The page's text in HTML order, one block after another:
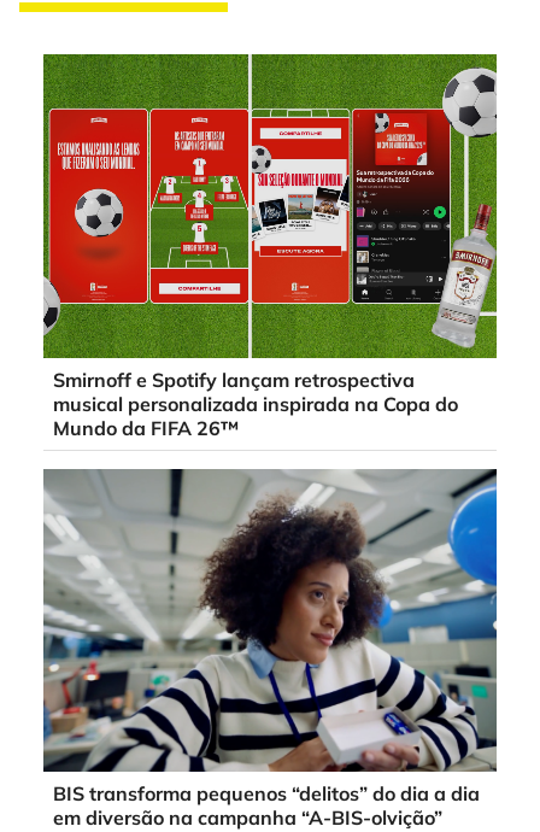
Smirnoff e Spotify lançam retrospectiva
musical personalizada inspirada na Copa do
Mundo da FIFA 26™
BIS transforma pequenos “delitos” do dia a dia
em diversão na campanha “A-BIS-olvição”